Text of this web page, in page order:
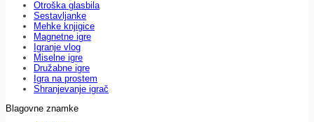
Otroška glasbila
Sestavljanke
Mehke knjigice
Magnetne igre
Igranje vlog
Miselne igre
Družabne igre
Igra na prostem
Shranjevanje igrač
Blagovne znamke